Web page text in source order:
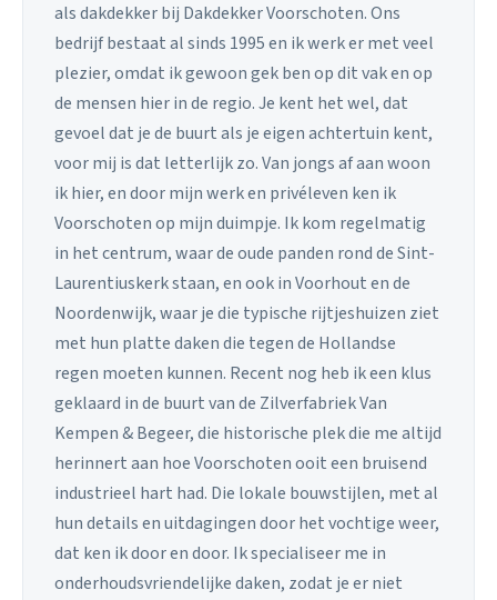
als dakdekker bij Dakdekker Voorschoten. Ons
bedrijf bestaat al sinds 1995 en ik werk er met veel
plezier, omdat ik gewoon gek ben op dit vak en op
de mensen hier in de regio. Je kent het wel, dat
gevoel dat je de buurt als je eigen achtertuin kent,
voor mij is dat letterlijk zo. Van jongs af aan woon
ik hier, en door mijn werk en privéleven ken ik
Voorschoten op mijn duimpje. Ik kom regelmatig
in het centrum, waar de oude panden rond de Sint-
Laurentiuskerk staan, en ook in Voorhout en de
Noordenwijk, waar je die typische rijtjeshuizen ziet
met hun platte daken die tegen de Hollandse
regen moeten kunnen. Recent nog heb ik een klus
geklaard in de buurt van de Zilverfabriek Van
Kempen & Begeer, die historische plek die me altijd
herinnert aan hoe Voorschoten ooit een bruisend
industrieel hart had. Die lokale bouwstijlen, met al
hun details en uitdagingen door het vochtige weer,
dat ken ik door en door. Ik specialiseer me in
onderhoudsvriendelijke daken, zodat je er niet